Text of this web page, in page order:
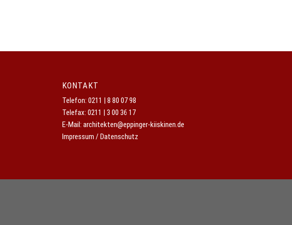
KONTAKT
Telefon: 0211 | 8 80 07 98
Telefax: 0211 | 3 00 36 17
E-Mail: architekten@eppinger-kiiskinen.de
Impressum / Datenschutz